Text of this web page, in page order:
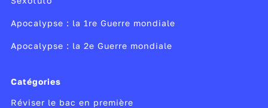
stages de remise à niveau ou de stages passerelles
en cas de changement d'orientation.
Apocalypse : la 1re Guerre mondiale
Apocalypse : la 2e Guerre mondiale
Catégories
Réviser le bac en première